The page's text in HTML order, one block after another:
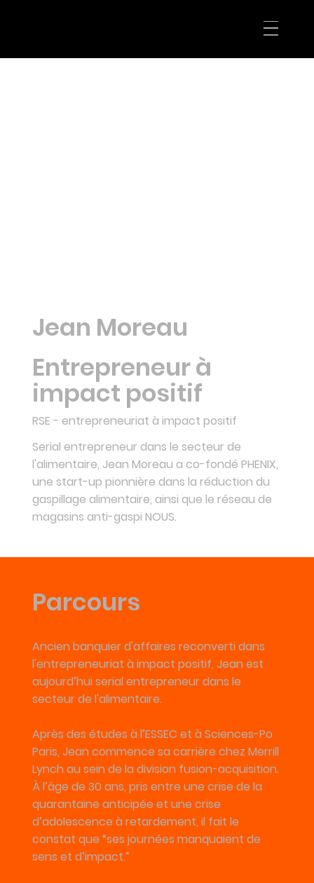
Jean Moreau
Entrepreneur à
impact positif
RSE - entrepreneuriat à impact positif
Serial entrepreneur dans le secteur de
l'alimentaire, Jean Moreau a co-fondé PHENIX,
une start-up pionnière dans la réduction du
gaspillage alimentaire, ainsi que le réseau de
magasins anti-gaspi NOUS.
Parcours
Ancien banquier d'affaires reconverti dans
l'entrepreneuriat à impact positif, Jean est
aujourd’hui serial entrepreneur dans le
secteur de l'alimentaire.
Après des études à l’ESSEC et à Sciences-Po
Paris, Jean commence sa carrière chez Merrill
Lynch au sein de la division fusion-acquisition.
À l’âge de 30 ans, pris entre une crise de la
quarantaine anticipée et une crise
d’adolescence à retardement, il fait le
constat que “ses journées manquaient de
sens et d’impact.”